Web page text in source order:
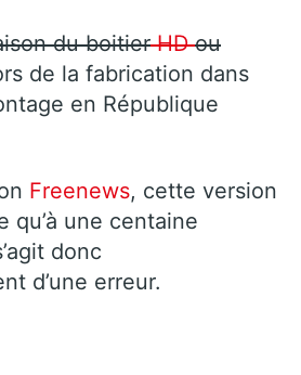
du boitierHDou
de la fabrication dans
en République
Freenews, cette version
qu’à une centaine
donc
d’une erreur.